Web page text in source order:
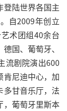
登陆世界各国主
自2009年创立
术团组40余台
国、葡萄牙、
流剧院演出600
肯尼迪中心，加
多甘音乐厅，法
，葡萄牙里斯本